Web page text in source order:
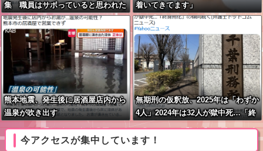
集 職員はサボっていると思われた
くなくて休めない現実
着いてきてます」
熊本地震、発生後に居酒屋店内から
温泉が吹き出す
無期刑の仮釈放、2025年は「わずか
4人」2024年は32人が獄中死…「終
身刑化」の傾向続く
今アクセスが集中しています！